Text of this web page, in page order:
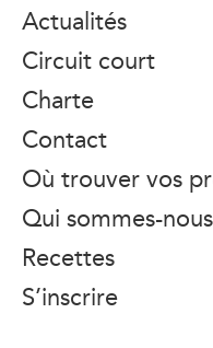
Actualités
Circuit court
Charte
Contact
Où trouver vos
Qui sommes-
Recettes
S’inscrire